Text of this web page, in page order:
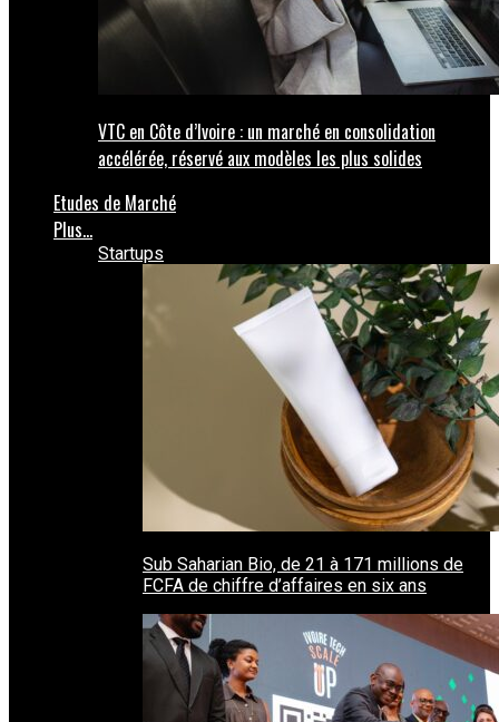
VTC en Côte d’Ivoire : un marché en consolidation
accélérée, réservé aux modèles les plus solides
Etudes de Marché
Plus…
Startups
Sub Saharian Bio, de 21 à 171 millions de
FCFA de chiffre d’affaires en six ans